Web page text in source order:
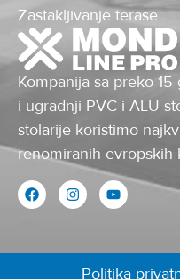
Zastakljivanje terase
Kompanija sa preko
i ugradnji PVC i ALU
stolarije koristimo
renomiranih evropskih
Politika